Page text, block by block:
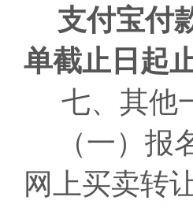
支付宝付
单截止日起
七、其他
（一）
网上买卖转